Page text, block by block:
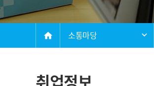
home 소통마당
취업정보